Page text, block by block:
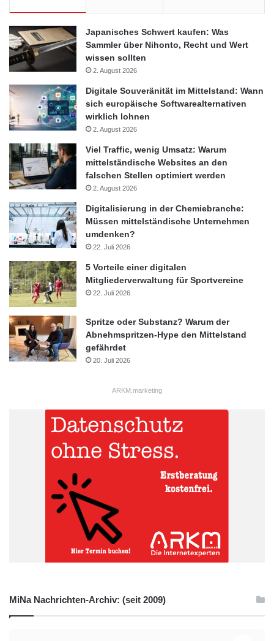
Japanisches Schwert kaufen: Was
Sammler über Nihonto, Recht und Wert
wissen sollten
2. August 2026
Digitale Souveränität im Mittelstand: Wann
sich europäische Softwarealternativen
wirklich lohnen
2. August 2026
Viel Traffic, wenig Umsatz: Warum
mittelständische Websites an den
falschen Stellen optimiert werden
2. August 2026
Digitalisierung in der Chemiebranche:
Müssen mittelständische Unternehmen
umdenken?
22. Juli 2026
5 Vorteile einer digitalen
Mitgliederverwaltung für Sportvereine
22. Juli 2026
Spritze oder Substanz? Warum der
Abnehmspritzen-Hype den Mittelstand
gefährdet
20. Juli 2026
ARKM.marketing
MiNa Nachrichten-Archiv: (seit 2009)